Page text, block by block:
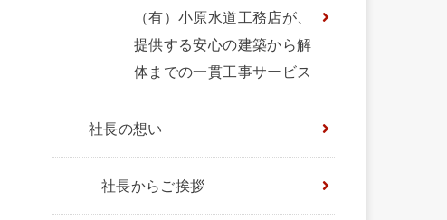
（有）小原水道工務店が、
提供する安心の建築から解
体までの一貫工事サービス
社長の想い
社長からご挨拶